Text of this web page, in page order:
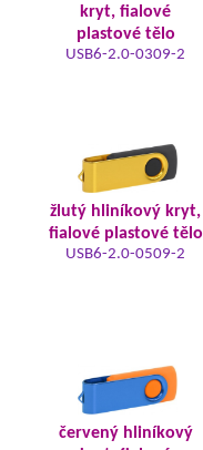
kryt, fialové
plastové tělo
USB6-2.0-0309-2
žlutý hliníkový kryt,
fialové plastové tělo
USB6-2.0-0509-2
červený hliníkový